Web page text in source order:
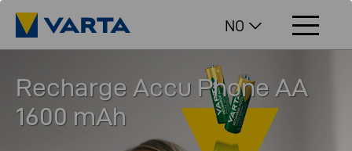
NO
Recharge Accu Phone AA
1600 mAh